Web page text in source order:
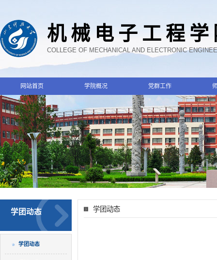
机械电子工程
COLLEGE OF MECHANICAL AND ELECTRONIC
网站首页 学院概况 党群工作
学团动态
学团动态
学团动态